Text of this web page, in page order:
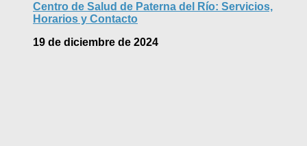
Centro de Salud de Paterna del Río: Servicios,
Horarios y Contacto
19 de diciembre de 2024